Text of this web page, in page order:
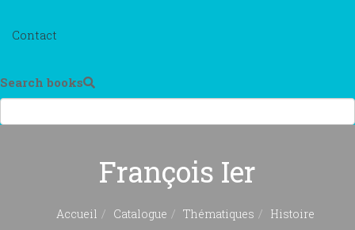
Contact
Search books
François Ier
Accueil Catalogue Thématiques
Histoire